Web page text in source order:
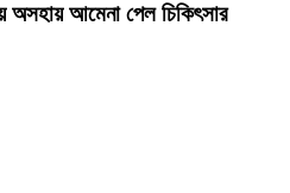
আমেনা পেল চিকিৎসার